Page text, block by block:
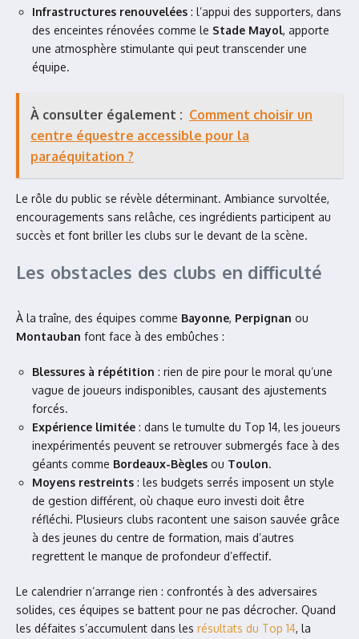
Infrastructures renouvelées : l’appui des supporters, dans
des enceintes rénovées comme le Stade Mayol, apporte
une atmosphère stimulante qui peut transcender une
équipe.
À consulter également : Comment choisir un
centre équestre accessible pour la
paraéquitation ?
Le rôle du public se révèle déterminant. Ambiance survoltée,
encouragements sans relâche, ces ingrédients participent au
succès et font briller les clubs sur le devant de la scène.
Les obstacles des clubs en difficulté
À la traîne, des équipes comme Bayonne, Perpignan ou
Montauban font face à des embûches :
Blessures à répétition : rien de pire pour le moral qu’une
vague de joueurs indisponibles, causant des ajustements
forcés.
Expérience limitée : dans le tumulte du Top 14, les joueurs
inexpérimentés peuvent se retrouver submergés face à des
géants comme Bordeaux-Bègles ou Toulon.
Moyens restreints : les budgets serrés imposent un style
de gestion différent, où chaque euro investi doit être
réfléchi. Plusieurs clubs racontent une saison sauvée grâce
à des jeunes du centre de formation, mais d’autres
regrettent le manque de profondeur d’effectif.
Le calendrier n’arrange rien : confrontés à des adversaires
solides, ces équipes se battent pour ne pas décrocher. Quand
les défaites s’accumulent dans les résultats du Top 14, la